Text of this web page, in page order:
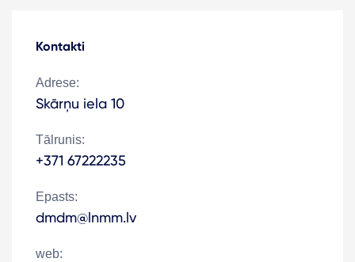
Kontakti
Adrese:
Skārņu iela 10
Tālrunis:
+371 67222235
Epasts:
dmdm@lnmm.lv
web: